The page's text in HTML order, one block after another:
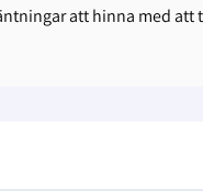
att hinna med